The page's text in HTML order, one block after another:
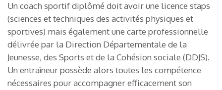
Un coach sportif diplômé doit avoir une licence staps
(sciences et techniques des activités physiques et
sportives) mais également une carte professionnelle
délivrée par la Direction Départementale de la
Jeunesse, des Sports et de la Cohésion sociale (DDJS).
Un entraîneur possède alors toutes les compétence
nécessaires pour accompagner efficacement son